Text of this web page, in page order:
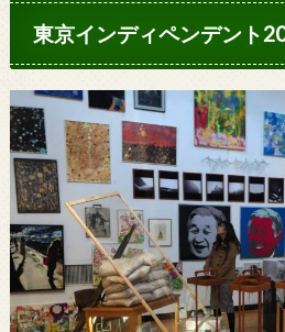
東京インディペンデント